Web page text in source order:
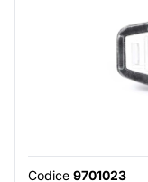
Codice 9701023